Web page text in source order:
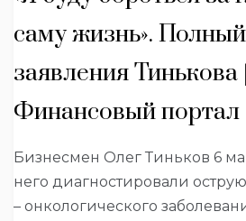
саму жизнь».
заявления Тинькова |
Финансовый портал
Бизнесмен Олег Тиньков 6
него диагностировали
– онкологического